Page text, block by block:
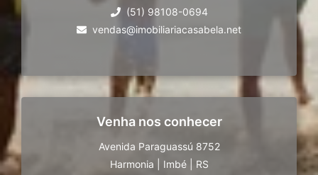
(51) 98108-0694
vendas@imobiliariacasabela.net
Venha nos conhecer
Avenida Paraguassú 8752
Harmonia
Imbé
RS